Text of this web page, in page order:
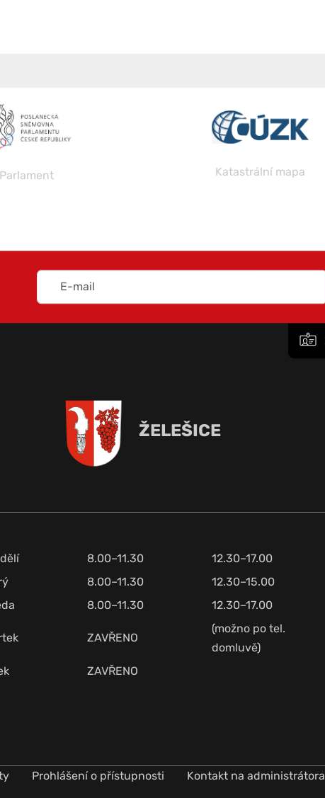
Parlament Katastrální mapa
ŽELEŠICE
8.00–11.30
12.30–17.00
8.00–11.30
12.30–15.00
8.00–11.30 12.30–17.00
ZAVŘENO
(možno po tel.
domluvě)
ZAVŘENO
Prohlášení o přístupnosti Kontakt na administrátora